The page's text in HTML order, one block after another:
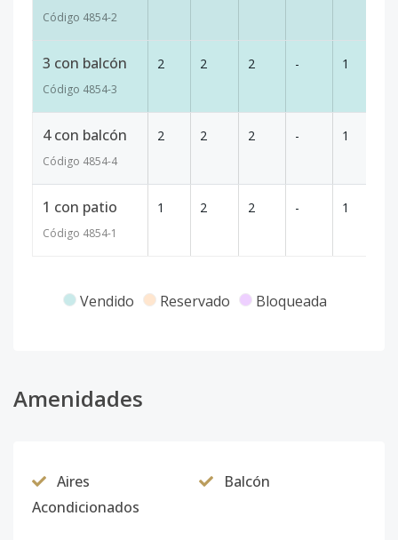
Código 4854-2
3 con balcón
Código 4854-3
2 2 2 - 1
4 con balcón
Código 4854-4
2 2 2 - 1
1 con patio
Código 4854-1
1 2 2 - 1
Vendido Reservado Bloqueada
Amenidades
Aires
Acondicionados
Balcón